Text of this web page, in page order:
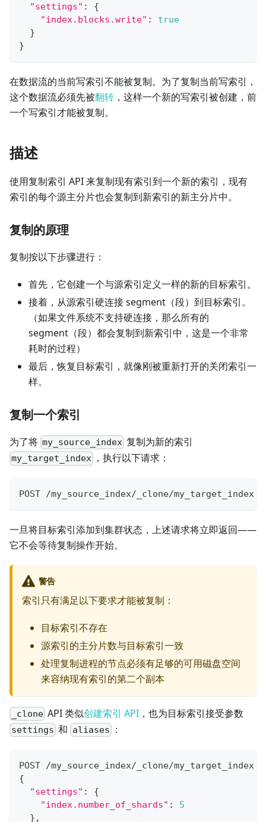
"settings" :
{
"index.blocks.write" :
true
}
}
在数据流的当前写索引不能被复制。为了复制当前写索引，
这个数据流必须先被翻转 ，这样一个新的写索引被创建，前
一个写索引才能被复制。
描述
使用复制索引 API 来复制现有索引到一个新的索引，现有
索引的每个源主分片也会复制到新索引的新主分片中。
复制的原理
复制按以下步骤进行：
首先，它创建一个与源索引定义一样的新的目标索引。
接着，从源索引硬连接 segment（段）到目标索引。
（如果文件系统不支持硬连接，那么所有的
segment（段）都会复制到新索引中，这是一个非常
耗时的过程）
最后，恢复目标索引，就像刚被重新打开的关闭索引一
样。
复制一个索引
为了将 my_source_index 复制为新的索引
my_target_index ，执行以下请求：
POST /my_source_index/_clone/my_target_index
一旦将目标索引添加到集群状态，上述请求将立即返回——
它不会等待复制操作开始。
警告
索引只有满足以下要求才能被复制：
目标索引不存在
源索引的主分片数与目标索引一致
处理复制进程的节点必须有足够的可用磁盘空间
来容纳现有索引的第二个副本
_clone API 类似创建索引 API ，也为目标索引接受参数
settings 和 aliases ：
POST /my_source_index/_clone/my_target_index
{
"settings" :
{
"index.number_of_shards" :
5
} ,